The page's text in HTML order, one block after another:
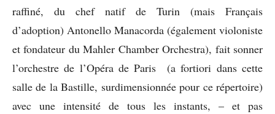
raffiné, du chef natif de Turin (mais Français
d’adoption) Antonello Manacorda (également violoniste
et fondateur du Mahler Chamber Orchestra), fait sonner
l’orchestre de l’Opéra de Paris (a fortiori dans cette
salle de la Bastille, surdimensionnée pour ce répertoire)
avec une intensité de tous les instants, – et pas